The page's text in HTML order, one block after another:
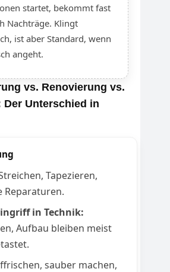
startet, bekommt fast
Nachträge. Klingt
ist aber Standard, wenn
angeht.
vs. Renovierung vs.
Der Unterschied in
Tapezieren,
Reparaturen.
in Technik:
Aufbau bleiben meist
sauber machen,